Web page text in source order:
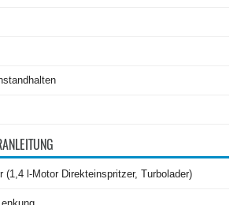
(1,4 l-Motor Direkteinspritzer, Turbolader)